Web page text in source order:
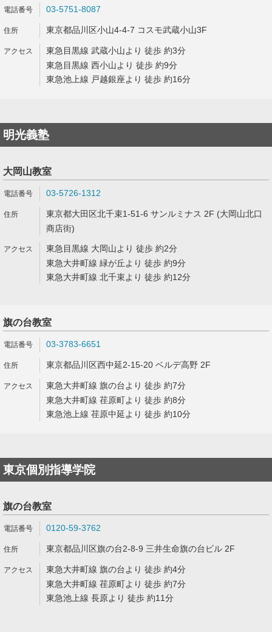
03-5751-8087
東京都品川区小山4-4-7 コスモ武蔵小山3F
東急目黒線 武蔵小山より 徒歩 約3分
東急目黒線 西小山より 徒歩 約9分
東急池上線 戸越銀座より 徒歩 約16分
明光義塾
大岡山教室
03-5726-1312
東京都大田区北千束1-51-6 サンルミナス 2F (大岡山北口
商店街)
東急目黒線 大岡山より 徒歩 約2分
東急大井町線 緑が丘より 徒歩 約9分
東急大井町線 北千束より 徒歩 約12分
旗の台教室
03-3783-6651
東京都品川区西中延2-15-20 ベルデ高野 2F
東急大井町線 旗の台より 徒歩 約7分
東急大井町線 荏原町より 徒歩 約8分
東急池上線 荏原中延より 徒歩 約10分
東京個別指導学院
旗の台教室
0120-59-3762
東京都品川区旗の台2-8-9 三井生命旗の台ビル 2F
東急大井町線 旗の台より 徒歩 約4分
東急大井町線 荏原町より 徒歩 約7分
東急池上線 長原より 徒歩 約11分